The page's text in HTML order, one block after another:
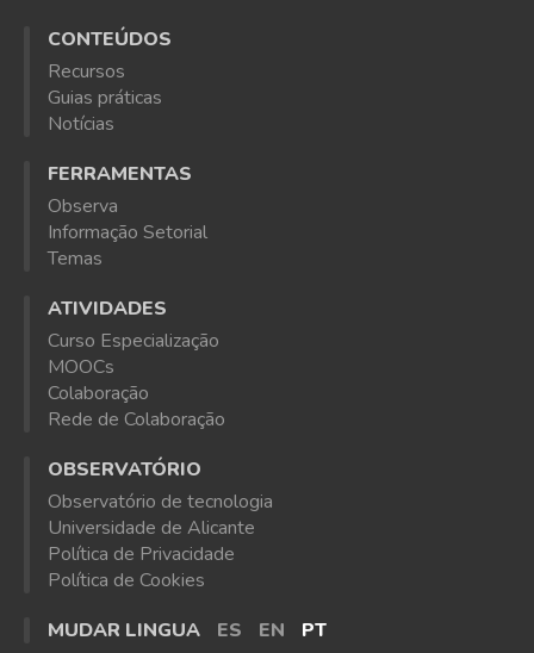
CONTEÚDOS
Recursos
Guias práticas
Notícias
FERRAMENTAS
Observa
Informação Setorial
Temas
ATIVIDADES
Curso Especialização
MOOCs
Colaboração
Rede de Colaboração
OBSERVATÓRIO
Observatório de tecnologia
Universidade de Alicante
Política de Privacidade
Política de Cookies
MUDAR LINGUA
ES EN PT